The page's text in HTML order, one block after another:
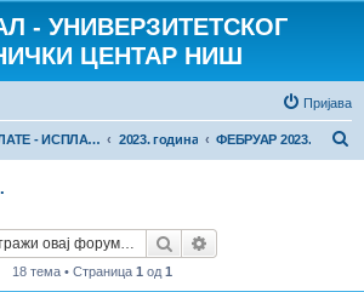
- УНИВЕРЗИТЕТСКОГ
ЦЕНТАР НИШ
Пријава
УПЛАТЕ - ИСПЛАТЕ 2023. година ФЕБРУАР 2023.
Претрага
18 тема • Страница 1 од 1